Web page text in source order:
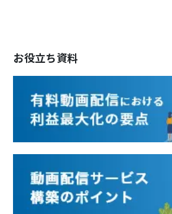
お役立ち資料